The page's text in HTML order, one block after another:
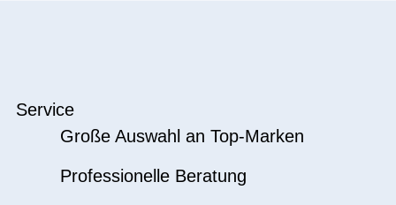
Service
Große Auswahl an Top-Marken
Professionelle Beratung